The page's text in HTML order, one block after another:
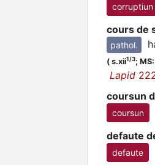
corruptiun
cours de
pathol.
( s.xii1/3;
Lapid
coursun
coursun
defaute
defaute